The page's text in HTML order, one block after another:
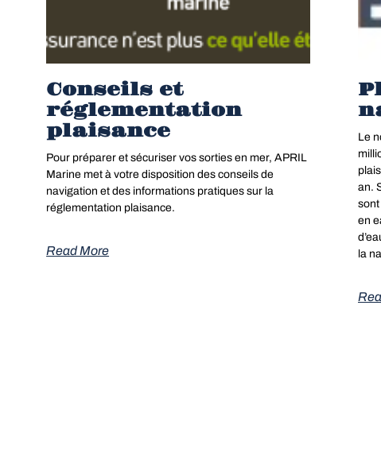
Conseils et
réglementation
plaisance
Pour préparer et sécuriser vos sorties en mer, APRIL
Marine met à votre disposition des conseils de
navigation et des informations pratiques sur la
réglementation plaisance.
Read More
Le
an.
sont
en
la